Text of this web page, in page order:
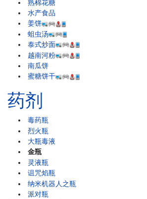
熟棉花糖
水产食品
姜饼
蛆虫汤
泰式炒面
越南河粉
南瓜饼
蜜糖饼干
药剂
毒药瓶
烈火瓶
大瓶毒液
金瓶
灵液瓶
诅咒焰瓶
纳米机器人之瓶
派对瓶